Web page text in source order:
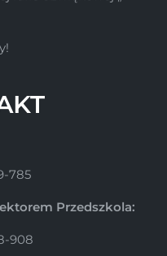
785
Przedszkola:
908